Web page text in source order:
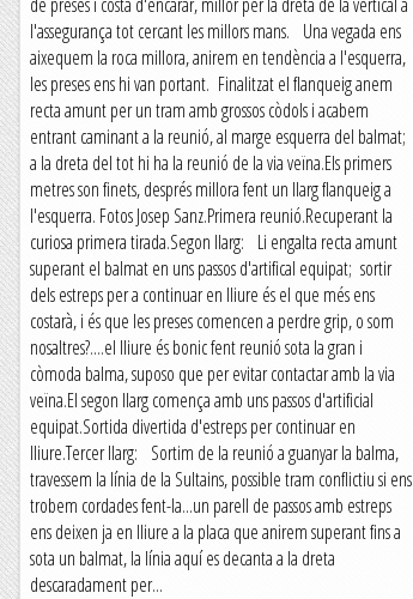
l'assegurança tot cercant les millors mans. Una vegada ens
aixequem la roca millora, anirem en tendència a l'esquerra,
les preses ens hi van portant. Finalitzat el flanqueig anem
recta amunt per un tram amb grossos còdols i acabem
entrant caminant a la reunió, al marge esquerra del balmat;
a la dreta del tot hi ha la reunió de la via veïna.Els primers
metres son finets, després millora fent un llarg flanqueig a
l'esquerra. Fotos Josep Sanz.Primera reunió.Recuperant la
curiosa primera tirada.Segon llarg: Li engalta recta amunt
superant el balmat en uns passos d'artifical equipat; sortir
dels estreps per a continuar en lliure és el que més ens
costarà, i és que les preses comencen a perdre grip, o som
nosaltres?....el lliure és bonic fent reunió sota la gran i
còmoda balma, suposo que per evitar contactar amb la via
veïna.El segon llarg comença amb uns passos d'artificial
equipat.Sortida divertida d'estreps per continuar en
lliure.Tercer llarg: Sortim de la reunió a guanyar la balma,
travessem la línia de la Sultains, possible tram conflictiu si ens
trobem cordades fent-la...un parell de passos amb estreps
ens deixen ja en lliure a la placa que anirem superant fins a
sota un balmat, la línia aquí es decanta a la dreta
descaradament per...